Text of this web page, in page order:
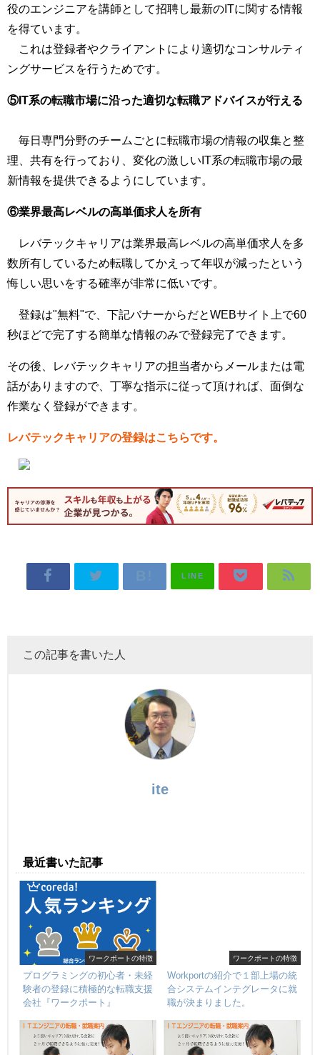
役のエンジニアを講師として招聘し最新のITに関する情報
を得ています。
これは登録者やクライアントにより適切なコンサルティ
ングサービスを行うためです。
⑤IT系の転職市場に沿った適切な転職アドバイスが行える
毎日専門分野のチームごとに転職市場の情報の収集と整
理、共有を行っており、変化の激しいIT系の転職市場の最
新情報を提供できるようにしています。
⑥業界最高レベルの高単価求人を所有
レバテックキャリアは業界最高レベルの高単価求人を多
数所有しているため転職してかえって年収が減ったという
悔しい思いをする確率が非常に低いです。
登録は"無料"で、下記バナーからだとWEBサイト上で60
秒ほどで完了する簡単な情報のみで登録完了できます。
その後、レバテックキャリアの担当者からメールまたは電
話がありますので、丁寧な指示に従って頂ければ、面倒な
作業なく登録ができます。
レバテックキャリアの登録はこちらです。
LINE
この記事を書いた人
ite
最近書いた記事
ワークポートの特徴
プログラミングの初心者・未経
験者の登録に積極的な転職支援
会社『ワークポート』
ワークポートの特徴
Workportの紹介で１部上場の統
合システムインテグレータに就
職が決まりました。